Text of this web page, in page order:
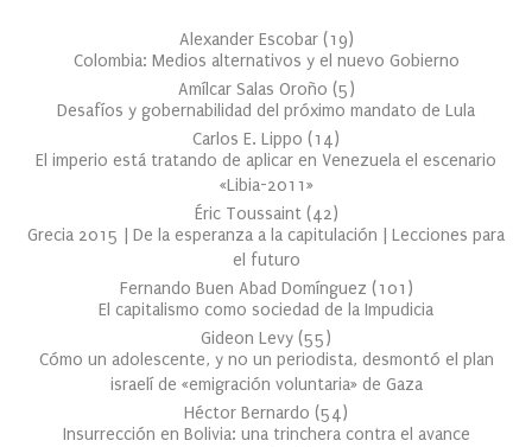
Alexander Escobar (19)
Colombia: Medios alternativos y el nuevo Gobierno
Amílcar Salas Oroño (5)
Desafíos y gobernabilidad del próximo mandato de Lula
Carlos E. Lippo (14)
El imperio está tratando de aplicar en Venezuela el escenario
«Libia-2011»
Éric Toussaint (42)
Grecia 2015 | De la esperanza a la capitulación | Lecciones para
el futuro
Fernando Buen Abad Domínguez (101 )
El capitalismo como sociedad de la Impudicia
Gideon Levy (55)
Cómo un adolescente, y no un periodista, desmontó el plan
israelí de «emigración voluntaria» de Gaza
Héctor Bernardo (54)
Insurrección en Bolivia: una trinchera contra el avance